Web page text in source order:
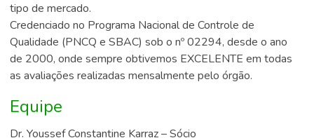
tipo de mercado.
Credenciado no Programa Nacional de Controle de
Qualidade (PNCQ e SBAC) sob o nº 02294, desde o ano
de 2000, onde sempre obtivemos EXCELENTE em todas
as avaliações realizadas mensalmente pelo órgão.
Equipe
Dr. Youssef Constantine Karraz – Sócio